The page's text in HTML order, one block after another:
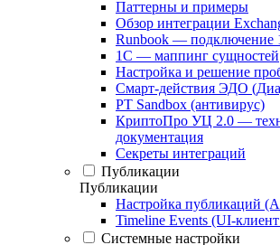
Паттерны и примеры
Обзор интеграции
Runbook — подключение
1С — маппинг сущностей
Настройка и решение
Смарт-действия ЭДО
PT Sandbox (антивирус)
КриптоПро УЦ 2.0 —
документация
Секреты интеграций
Публикации
Публикации
Настройка публикаций
Timeline Events (UI-
Системные настройки